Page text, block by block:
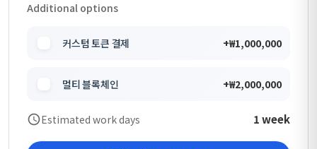
Additional options
커스텀 토큰 결제 +₩1,000,000
멀티 블록체인 +₩2,000,000
Estimated work days 1 week